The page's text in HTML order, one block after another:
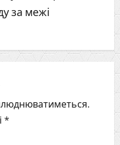
за межі
*